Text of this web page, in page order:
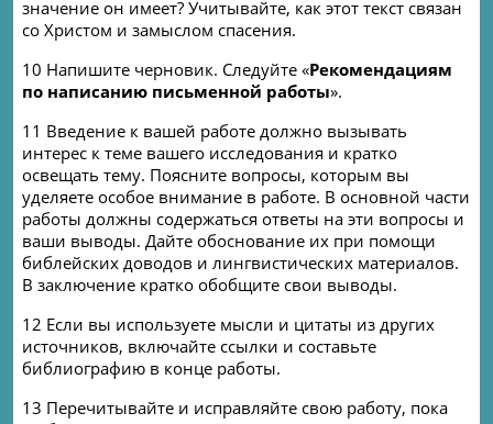
значение он имеет? Учитывайте, как этот текст связан
со Христом и замыслом спасения.
10 Напишите черновик. Следуйте «Рекомендациям
по написанию письменной работы».
11 Введение к вашей работе должно вызывать
интерес к теме вашего исследования и кратко
освещать тему. Поясните вопросы, которым вы
уделяете особое внимание в работе. В основной части
работы должны содержаться ответы на эти вопросы и
ваши выводы. Дайте обоснование их при помощи
библейских доводов и лингвистических материалов.
В заключение кратко обобщите свои выводы.
12 Если вы используете мысли и цитаты из других
источников, включайте ссылки и составьте
библиографию в конце работы.
13 Перечитывайте и исправляйте свою работу, пока